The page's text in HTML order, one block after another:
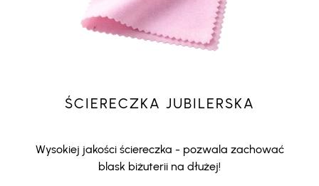
ŚCIERECZKA JUBILERSKA
Wysokiej jakości ściereczka - pozwala zachować
blask biżuterii na dłużej!